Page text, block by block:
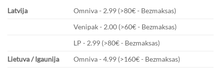
Latvija
Omniva - 2.99 (>80€ - Bezmaksas)
Venipak - 2.00 (>60€ - Bezmaksas)
LP - 2.99 (>80€ - Bezmaksas)
Lietuva / Igaunija
Omniva - 4.99 (>160€ - Bezmaksas)